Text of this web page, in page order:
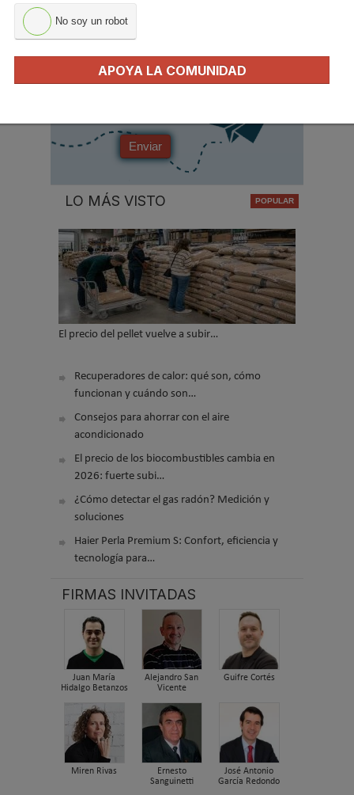
Enviar
LO MÁS VISTO
El precio del pellet vuelve a subir…
Recuperadores de calor: qué son, cómo
funcionan y cuándo son…
Consejos para ahorrar con el aire
acondicionado
El precio de los biocombustibles cambia en
2026: fuerte subi…
¿Cómo detectar el gas radón? Medición y
soluciones
Haier Perla Premium S: Confort, eficiencia y
tecnología para…
FIRMAS INVITADAS
Juan María
Hidalgo Betanzos
Alejandro San
Vicente
Guifre Cortés
Miren Rivas
Ernesto
Sanguinetti
José Antonio
García Redondo
No soy un robot
APOYA LA COMUNIDAD